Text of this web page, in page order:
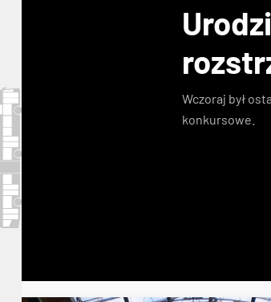
Wczoraj był
konkursowe